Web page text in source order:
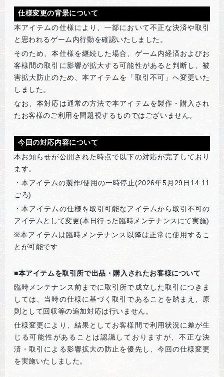
仕様変更の背景について
本アイテムの仕様により、一部において不正な決済や取引
と思われるゲーム内行動を確認いたしました。
そのため、本仕様を継続した場合、ゲーム内経済およびお
客様間の取引に影響が拡大する可能性があると判断し、被
害拡大防止のため、本アイテムを「取引不可」へ変更いた
しました。
なお、本対応は通常の方法で本アイテムを製作・購入され
たお客様のご利用を問題視するものではございません。
今回の対応内容について
本お知らせが公開された時点で以下の対応が完了しており
ます。
・本アイテムの製作/使用の一時停止(2026年5月29日14:11
ごろ)
・本アイテムの仕様を取引可能なアイテムから取引不可の
アイテムとして変更(本日行った臨時メンテナンスにて実施)
※本アイテムは臨時メンテナンス以降は正常に使用するこ
とが可能です
■本アイテムを取引所で出品・購入されたお客様について
臨時メンテナンス前までに取引所で成立した取引につきま
しては、当時の仕様に基づく取引であることを踏まえ、原
則として回収等の追加対応は行いません。
仕様変更により、結果としてお客様間で利用状況に差が生
じる可能性があることは認識しておりますが、不正な決
済・取引による影響拡大の防止を優先し、今回の仕様変更
を実施いたしました。